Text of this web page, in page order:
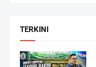
TERKINI